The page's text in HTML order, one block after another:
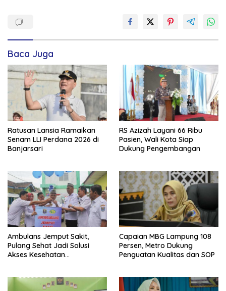
Baca Juga
Ratusan Lansia Ramaikan
Senam LLI Perdana 2026 di
Banjarsari
RS Azizah Layani 66 Ribu
Pasien, Wali Kota Siap
Dukung Pengembangan
Ambulans Jemput Sakit,
Pulang Sehat Jadi Solusi
Akses Kesehatan
Capaian MBG Lampung 108
Persen, Metro Dukung
Penguatan Kualitas dan SOP